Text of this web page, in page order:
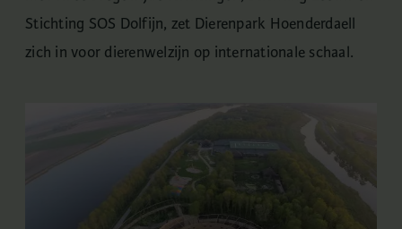
Stichting SOS Dolfijn, zet Dierenpark Hoenderdaell
zich in voor dierenwelzijn op internationale schaal.